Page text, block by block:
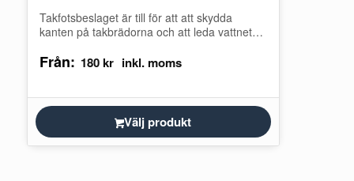
Takfotsbeslaget är till för att att skydda
kanten på takbrädorna och att leda vattnet
Från: 180kr
Välj produkt